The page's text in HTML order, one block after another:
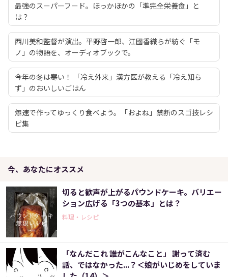
最強のスーパーフード。ほっかほかの「準完全栄養食」と
は？
西川美和監督が演出。平野啓一郎、江國香織らが紡ぐ「モ
ノ」の物語を、オーディオブックで。
今年の冬は寒い！ 「冷え外来」漢方医が教える「冷え知ら
ず」のおいしいごはん
爆速で作ってゆっくり食べよう。「およね」禁断のスゴ技レシ
ピ集
今、あなたにオススメ
切ると歓声が上がるパウンドケーキ。バリエー
ション広げる「3つの基本」とは？
料理・レシピ
「なんだこれ 誰がこんなこと」 謝って済む
話、ではなかった...？＜娘がいじめをしていま